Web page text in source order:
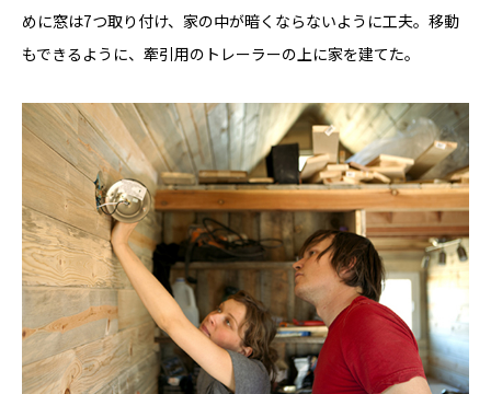
めに窓は7つ取り付け、家の中が暗くならないように工夫。移動
もできるように、牽引用のトレーラーの上に家を建てた。